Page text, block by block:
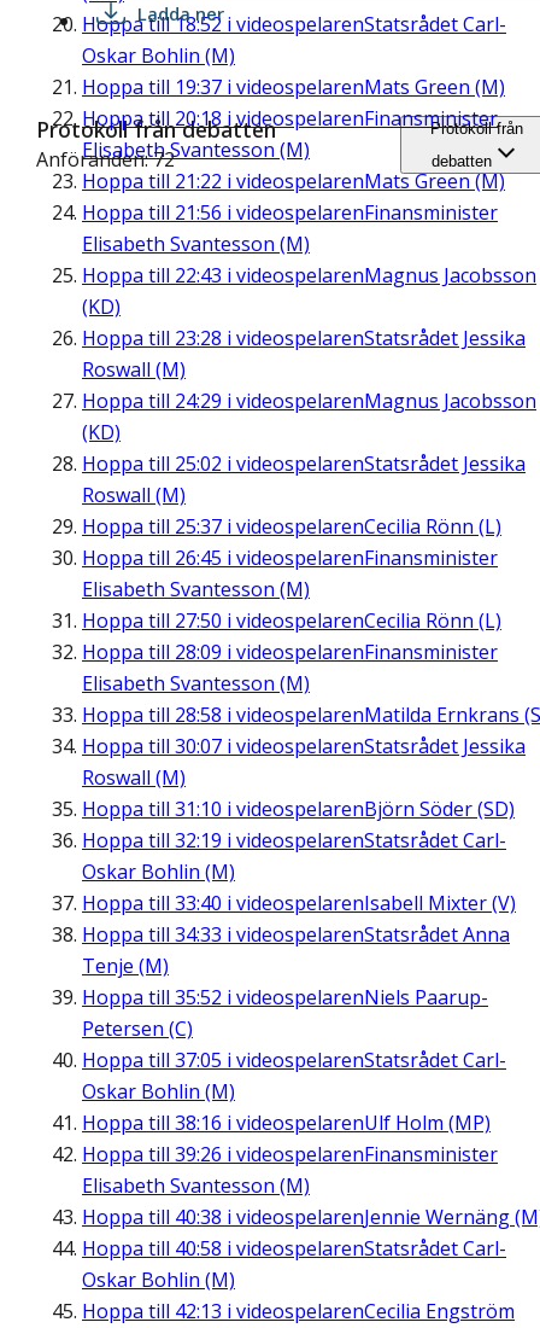
Hoppa till18:52 i videospelarenStatsrådet Carl-
Oskar Bohlin (M)
Hoppa till 19:37 i videospelarenMats Green (M)
Hoppa till 20:18 i videospelarenFinansminister
Elisabeth Svantesson (M)
Hoppa till 21:22 i videospelarenMats Green (M)
Hoppa till 21:56 i videospelarenFinansminister
Elisabeth Svantesson (M)
Hoppa till 22:43 i videospelarenMagnus Jacobsson
(KD)
Hoppa till 23:28 i videospelarenStatsrådet Jessika
Roswall (M)
Hoppa till 24:29 i videospelarenMagnus Jacobsson
(KD)
Hoppa till 25:02 i videospelarenStatsrådet Jessika
Roswall (M)
Hoppa till 25:37 i videospelarenCecilia Rönn (L)
Hoppa till 26:45 i videospelarenFinansminister
Elisabeth Svantesson (M)
Hoppa till 27:50 i videospelarenCecilia Rönn (L)
Hoppa till 28:09 i videospelarenFinansminister
Elisabeth Svantesson (M)
Hoppa till 28:58 i videospelarenMatilda Ernkrans
Hoppa till 30:07 i videospelarenStatsrådet Jessika
Roswall (M)
Hoppa till 31:10 i videospelarenBjörn Söder (SD)
Hoppa till 32:19 i videospelarenStatsrådet Carl-
Oskar Bohlin (M)
Hoppa till 33:40 i videospelarenIsabell Mixter (V)
Hoppa till 34:33 i videospelarenStatsrådet Anna
Tenje (M)
Hoppa till 35:52 i videospelarenNiels Paarup-
Petersen (C)
Hoppa till 37:05 i videospelarenStatsrådet Carl-
Oskar Bohlin (M)
Hoppa till 38:16 i videospelarenUlf Holm (MP)
Hoppa till 39:26 i videospelarenFinansminister
Elisabeth Svantesson (M)
Hoppa till 40:38 i videospelarenJennie Wernäng
Hoppa till 40:58 i videospelarenStatsrådet Carl-
Oskar Bohlin (M)
Hoppa till 42:13 i videospelarenCecilia Engström
Ladda ner
Protokoll från debatten
Anföranden: 72
Protokoll från
debatten